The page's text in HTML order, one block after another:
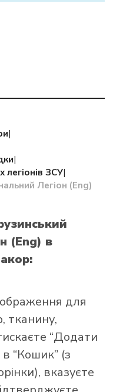
|
|
легіонів ЗСУ|
Легіон (Eng)
(Eng) в
для
тканину,
“Додати
“Кошик” (з
вказуєте